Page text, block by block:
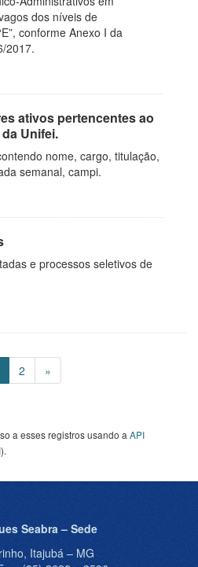
dos níveis de
conforme Anexo I da
2017.
ativos pertencentes ao
Unifei.
nome, cargo, titulação,
semanal, campi.
e processos seletivos de
2 »
a esses registros usando a API
).
Seabra – Sede
Itajubá – MG